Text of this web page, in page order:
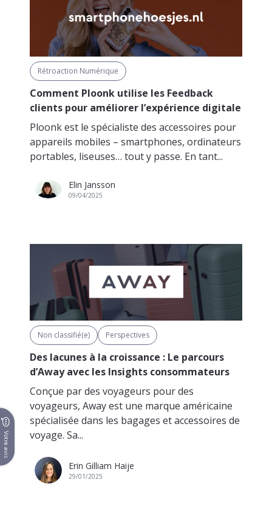
Rétroaction Numérique
Comment Ploonk utilise les Feedback
clients pour améliorer l’expérience digitale
Ploonk est le spécialiste des accessoires pour
appareils mobiles – smartphones, ordinateurs
portables, liseuses… tout y passe. En tant...
Elin Jansson
09/04/2025
Non classifié(e) Perspectives
Des lacunes à la croissance : Le parcours
d’Away avec les Insights consommateurs
Conçue par des voyageurs pour des
voyageurs, Away est une marque américaine
spécialisée dans les bagages et accessoires de
voyage. Sa...
Erin Gilliam Haije
29/01/2025
Votre avis